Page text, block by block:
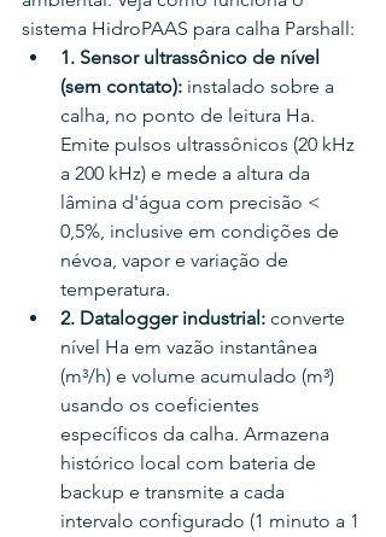
sistema HidroPAAS para calha Parshall:
1. Sensor ultrassônico de nível
(sem contato): instalado sobre a
calha, no ponto de leitura Ha.
Emite pulsos ultrassônicos (20 kHz
a 200 kHz) e mede a altura da
lâmina d'água com precisão <
0,5%, inclusive em condições de
névoa, vapor e variação de
temperatura.
2. Datalogger industrial: converte
nível Ha em vazão instantânea
(m³/h) e volume acumulado (m³)
usando os coeficientes
específicos da calha. Armazena
histórico local com bateria de
backup e transmite a cada
intervalo configurado (1 minuto a 1